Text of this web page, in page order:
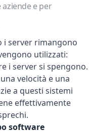
e per
i server rimangono
utilizzati:
i server si spengono.
velocità e una
a questi sistemi
effettivamente
software